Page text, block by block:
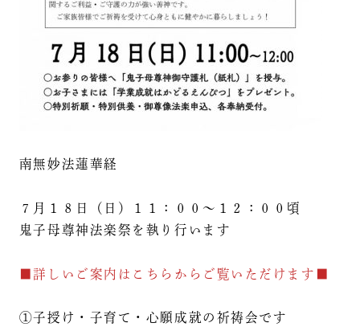
南無妙法蓮華経
７月１８日（日）１１：００～１２：００頃
鬼子母尊神法楽祭を執り行います
■詳しいご案内はこちらからご覧いただけます■
①子授け・子育て・心願成就の祈祷会です